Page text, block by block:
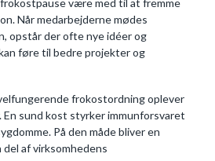
Når medarbejderne mødes
opstår der ofte nye idéer og
føre til bedre projekter og
frokostordning oplever
En sund kost styrker immunforsvaret
På den måde bliver en
af virksomhedens